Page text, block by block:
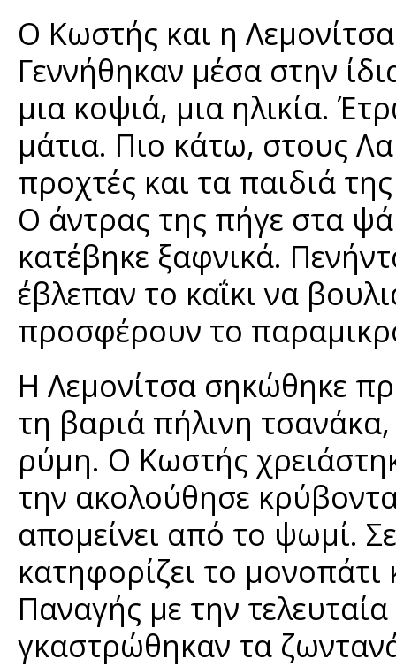
Ο Κωστής και η
Γεννήθηκαν μέσα στην
μια κοψιά, μια ηλικία.
μάτια. Πιο κάτω, στους
προχτές και τα παιδιά
Ο άντρας της πήγε στα
κατέβηκε ξαφνικά.
έβλεπαν το καΐκι να
προσφέρουν το
Η Λεμονίτσα σηκώθηκε
τη βαριά πήλινη
ρύμη. Ο Κωστής
την ακολούθησε
απομείνει από το ψωμί.
κατηφορίζει το
Παναγής με την
γκαστρώθηκαν τα